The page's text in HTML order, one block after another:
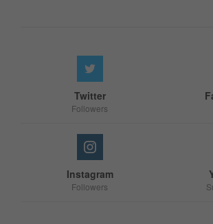
Twitter
Followers
Instagram
Followers